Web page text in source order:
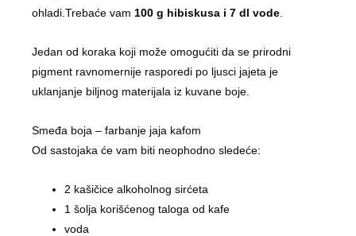
ohladi.Trebaće vam 100 g hibiskusa i 7 dl vode.
Jedan od koraka koji može omogućiti da se prirodni
pigment ravnomernije rasporedi po ljusci jajeta je
uklanjanje biljnog materijala iz kuvane boje.
Smeđa boja – farbanje jaja kafom
Od sastojaka će vam biti neophodno sledeće:
2 kašičice alkoholnog sirćeta
1 šolja korišćenog taloga od kafe
voda